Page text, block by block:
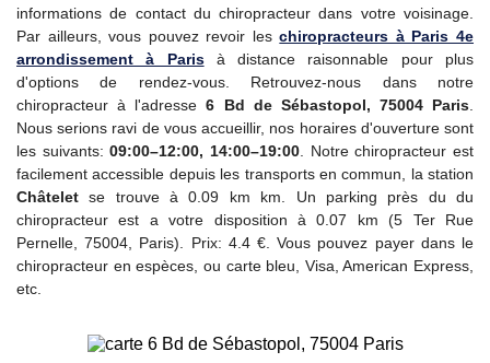
informations de contact du chiropracteur dans votre voisinage.
Par ailleurs, vous pouvez revoir leschiropracteurs à Paris 4e
arrondissement à Parisà distance raisonnable pour plus
d'options de rendez-vous. Retrouvez-nous dans notre
chiropracteur à l'adresse6 Bd de Sébastopol, 75004 Paris
Nous serions ravi de vous accueillir, nos horaires d'ouverture sont
les suivants:09:00–12:00, 14:00–19:00 . Notre chiropracteur est
facilement accessible depuis les transports en commun, la station
Châtelet se trouve à 0.09 km km. Un parking près du du
chiropracteur est a votre disposition à 0.07 km (5 Ter Rue
Pernelle, 75004, Paris). Prix: 4.4 €. Vous pouvez payer dans le
chiropracteur en espèces, ou carte bleu, Visa, American Express,
etc.